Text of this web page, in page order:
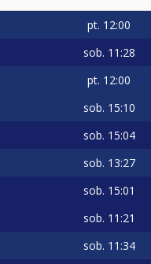
pt. 12:00
sob. 11:28
pt. 12:00
sob. 15:10
sob. 15:04
sob. 13:27
sob. 15:01
sob. 11:21
sob. 11:34